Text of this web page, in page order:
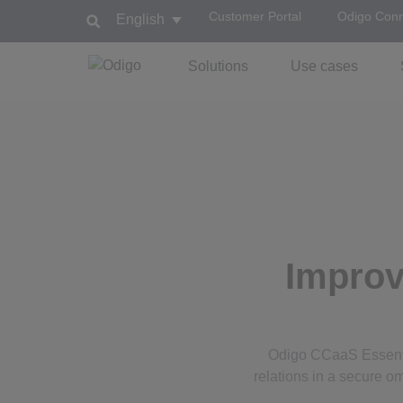
English Customer Portal Odigo
Solutions Use cases
Odigo CCaaS
relations in a secure